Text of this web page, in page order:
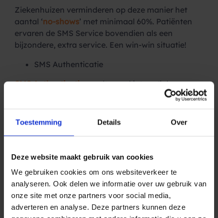
Toestemming Details Over
Deze website maakt gebruik van cookies
We gebruiken cookies om ons websiteverkeer te
analyseren. Ook delen we informatie over uw gebruik van
onze site met onze partners voor social media,
adverteren en analyse. Deze partners kunnen deze
Ziekenhuizen verminderen op deze manier het
aantal ‘no-shows’ met minimaal 60%. Patiënten
ervaren de SMS Service bovendien als een
bijzondere, extra service. Een win-win situatie!
SMS Authenticatie
SMS Authenticatiewordt zowel intern (inloggen
van medewerkers) als extern (inloggen van
en patiënten kunnen daarmee vanaf elke
SMS Alerts versturen
Met een SMS Alert waarschuw je een grote groep
mensen binnen enkele seconden. Een uitkomst bij
calamiteiten en noodsituaties.